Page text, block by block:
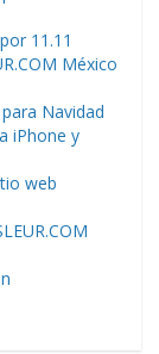
11.11
México
Navidad
iPhone y
web